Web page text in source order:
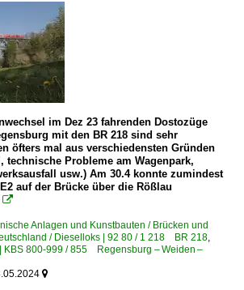
im Dez 23 fahrenden Dostozüge
mit den BR 218 sind sehr
öfters mal aus verschiedensten Gründen
technische Probleme am Wagenpark,
usw.) Am 30.4 konnte zumindest
auf der Brücke über die Rößlau

Anlagen und Kunstbauten / Brücken und
/ Dieselloks | 92 80 / 1 218 BR 218,
KBS 800-999 / 855 Regensburg – Weiden –
